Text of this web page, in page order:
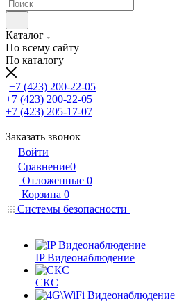
Каталог
По всему сайту
По каталогу
+7 (423) 200-22-05
+7 (423) 200-22-05
+7 (423) 205-17-07
Заказать звонок
Войти
Сравнение0
Отложенные 0
Корзина 0
Системы безопасности
IP Видеонаблюдение
СКС